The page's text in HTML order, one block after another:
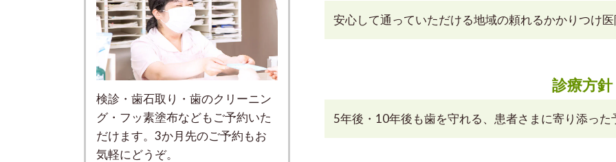
安心して通っていただける地域の頼れるかかりつけ
診療方針
5年後・10年後も歯を守れる、患者さまに寄り添っ
検診・歯石取り・歯のクリーニン
グ・フッ素塗布などもご予約いた
だけます。3か月先のご予約もお
気軽にどうぞ。